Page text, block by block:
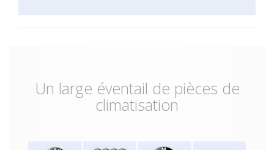
Un large éventail de pièces de
climatisation